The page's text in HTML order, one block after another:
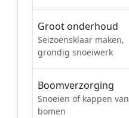
Groot onderhoud
Seizoensklaar maken,
grondig snoeiwerk
Boomverzorging
Snoeien of kappen van
bomen